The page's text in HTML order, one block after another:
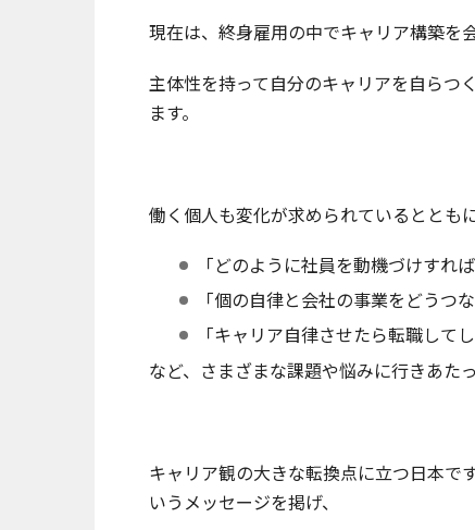
現在は、終身雇用の中でキャリア構築を
主体性を持って自分のキャリアを自らつ
ます。
働く個人も変化が求められているととも
「どのように社員を動機づけすれ
「個の自律と会社の事業をどうつ
「キャリア自律させたら転職して
など、さまざまな課題や悩みに行きあたっ
キャリア観の大きな転換点に立つ日本です
いうメッセージを掲げ、